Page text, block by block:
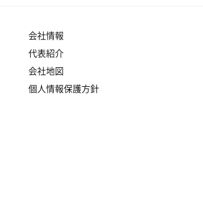
会社情報
代表紹介
会社地図
個人情報保護方針